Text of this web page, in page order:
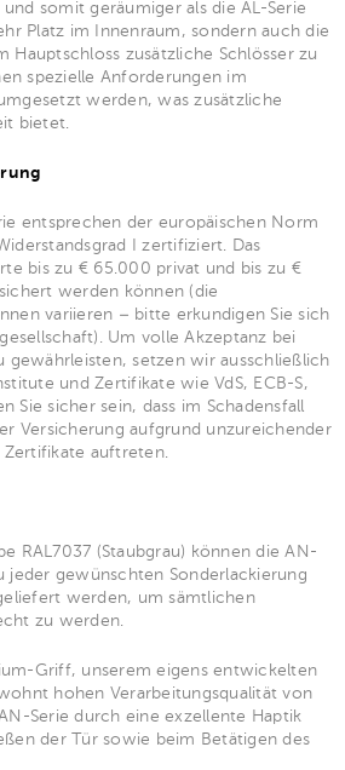
somit geräumiger als die AL-Serie
Platz im Innenraum, sondern auch die
Hauptschloss zusätzliche Schlösser zu
spezielle Anforderungen im
werden, was zusätzliche
bietet.
entsprechen der europäischen Norm
I zertifiziert. Das
bis zu € 65.000 privat und bis zu €
werden können (die
variieren – bitte erkundigen Sie sich
Um volle Akzeptanz bei
gewährleisten, setzen wir ausschließlich
und Zertifikate wie VdS, ECB-S,
Sie sicher sein, dass im Schadensfall
Versicherung aufgrund unzureichender
auftreten.
RAL7037 (Staubgrau) können die AN-
jeder gewünschten Sonderlackierung
werden, um sämtlichen
zu werden.
Griff, unserem eigens entwickelten
hohen Verarbeitungsqualität von
Serie durch eine exzellente Haptik
der Tür sowie beim Betätigen des